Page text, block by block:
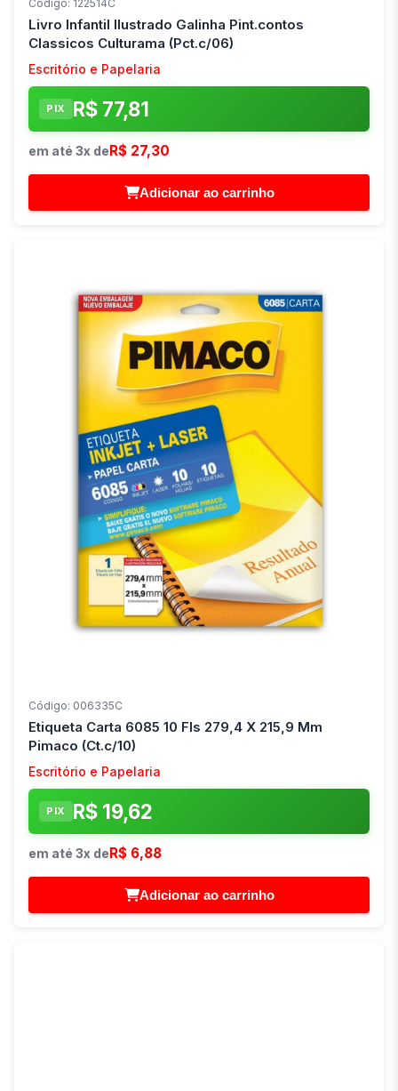
Código: 122514C
Livro Infantil Ilustrado Galinha Pint.contos
Classicos Culturama (Pct.c/06)
Escritório e Papelaria
PIX R$ 77,81
em até 3x deR$ 27,30
Adicionar ao carrinho
Código: 006335C
Etiqueta Carta 6085 10 Fls 279,4 X 215,9 Mm
Pimaco (Ct.c/10)
Escritório e Papelaria
PIX R$ 19,62
em até 3x de R$ 6,88
Adicionar ao carrinho